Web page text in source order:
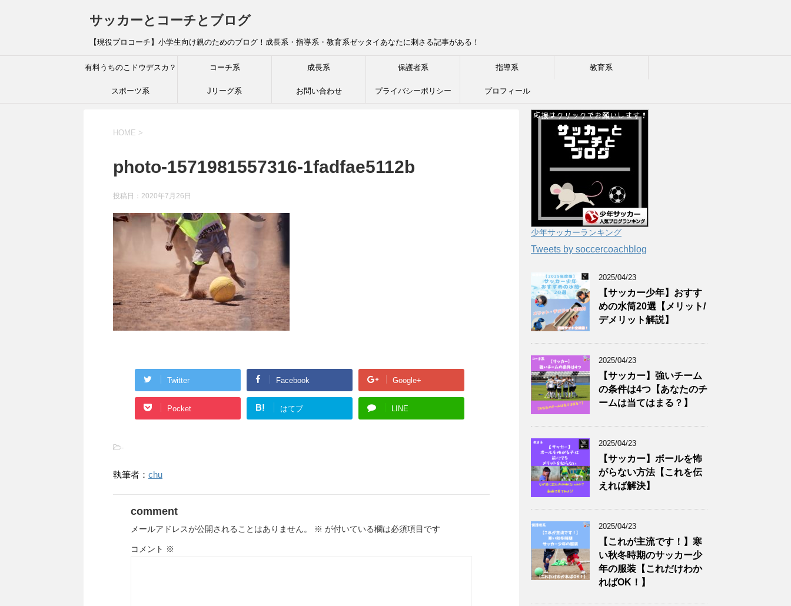
サッカーとコーチとブログ
【現役プロコーチ】小学生向け親のためのブログ！成長系・指導系・教育系ゼッタイあなたに刺さる記事がある！
有料うちのこドウデスカ？ コーチ系 成長系 保護者系 指導系 教育系
スポーツ系 Jリーグ系 お問い合わせ プライバシーポリシー プロフィール
HOME >
photo-1571981557316-1fadfae5112b
投稿日： 2020年7月26日
Twitter Facebook Google+
Pocket B! はてブ LINE
-
執筆者： chu
comment
メールアドレスが公開されることはありません。 ※ が付いている欄は必須項目です
コメント ※
少年サッカーランキング
Tweets by soccercoachblog
2025/04/23
【サッカー少年】おすす
めの水筒20選【メリット/
デメリット解説】
2025/04/23
【サッカー】強いチーム
の条件は4つ【あなたのチ
ームは当てはまる？】
2025/04/23
【サッカー】ボールを怖
がらない方法【これを伝
えれば解決】
2025/04/23
【これが主流です！】寒
い秋冬時期のサッカー少
年の服装【これだけわか
ればOK！】